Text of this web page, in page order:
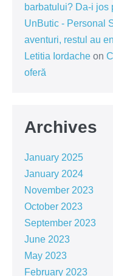
barbatului? Da-i jos
UnButic - Personal
aventuri, restul au
Letitia Iordache on
oferă
Archives
January 2025
January 2024
November 2023
October 2023
September 2023
June 2023
May 2023
February 2023